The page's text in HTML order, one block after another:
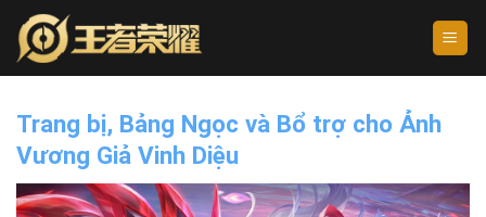
Skip
content
Trang bị, Bảng Ngọc và Bổ trợ cho Ảnh
Vương Giả Vinh Diệu